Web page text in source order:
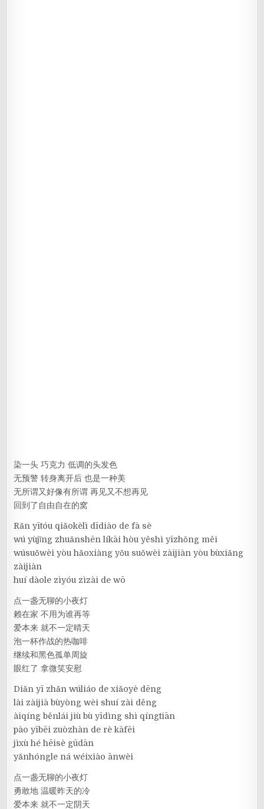
染一头 巧克力 低调的头发色
无预警 转身离开后 也是一种美
无所谓又好像有所谓 再见又不想再见
回到了自由自在的窝
Rǎn yītóu qiǎokèlì dīdiào de fà sè
wú yùjǐng zhuǎnshēn líkāi hòu yěshì yīzhǒng měi
wúsuǒwèi yòu hǎoxiàng yǒu suǒwèi zàijiàn yòu bùxiǎng
zàijiàn
huí dàole zìyóu zìzài de wō
点一盏无聊的小夜灯
赖在家 不用为谁再等
爱本来 就不一定晴天
泡一杯作战的热咖啡
继续和黑色孤单周旋
眼红了 拿微笑安慰
Diǎn yī zhǎn wúliáo de xiǎoyè dēng
lài zàijiā bùyòng wèi shuí zài děng
àiqíng běnlái jiù bù yīdìng shì qíngtiān
pào yībēi zuòzhàn de rè kāfēi
jìxù hé hēisè gūdān
yǎnhóngle ná wéixiào ānwèi
点一盏无聊的小夜灯
勇敢地 温暖昨天的冷
爱本来 就不一定阴天